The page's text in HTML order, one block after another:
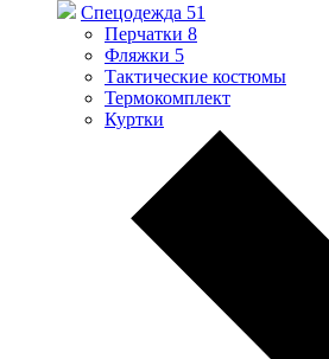
Спецодежда 51
Перчатки 8
Фляжки 5
Тактические костюмы
Термокомплект
Куртки